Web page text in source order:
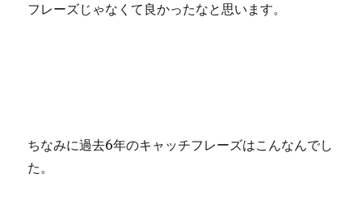
フレーズじゃなくて良かったなと思います。
ちなみに過去6年のキャッチフレーズはこんなんでし
た。